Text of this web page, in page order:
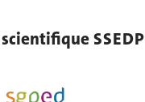
SSEDP